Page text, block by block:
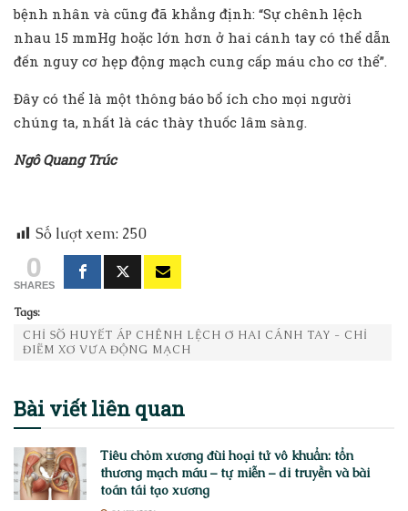
bệnh nhân và cũng đã khẳng định: “Sự chênh lệch
nhau 15 mmHg hoặc lớn hơn ở hai cánh tay có thể dẫn
đến nguy cơ hẹp động mạch cung cấp máu cho cơ thể”.
Đây có thể là một thông báo bổ ích cho mọi người
chúng ta, nhất là các thày thuốc lâm sàng.
Ngô Quang Trúc
Số lượt xem: 250
0
SHARES
Tags:
CHỈ SỐ HUYẾT ÁP CHÊNH LỆCH Ở HAI CÁNH TAY - CHỈ
ĐIỂM XƠ VỮA ĐỘNG MẠCH
Bài viếtliên quan
Tiêu chỏm xương đùi hoại tử vô khuẩn: tổn
thương mạch máu – tự miễn – di truyền và bài
toán tái tạo xương